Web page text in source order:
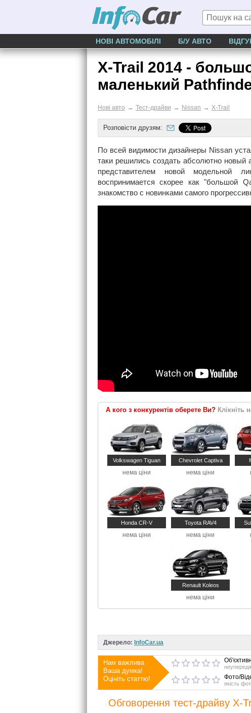
НОВІ АВТОМОБІЛІ Б/У АВТО
X-Trail 2014 -
маленький
Нові авто → Тест-драйви → Nissan → X-Trail
Розповісти друзям:
По всей видимости дизайнеры Nissan
таки решились создать абсолютно новый
представителем новой модельной
воспринимается скорее как "большой
знакомство с новинками самого
А кого з конкурентів оберете Ви? Клікніть
Volkswagen Tiguan
нема ціни
Chevrolet Captiva
нема ціни
Honda CR-V
нема ціни
Toyota RAV4
нема ціни
Renault Koleos
нема ціни
Джерело: InfoCar.ua
Нам важлива
Ваша думка!
Оцініть статтю!
Фото/
якість
Обговорення тест-драйву X-